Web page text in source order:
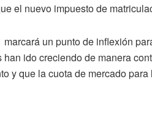
el nuevo impuesto de
un punto de inflexión
ido creciendo de manera
y que la cuota de mercado para